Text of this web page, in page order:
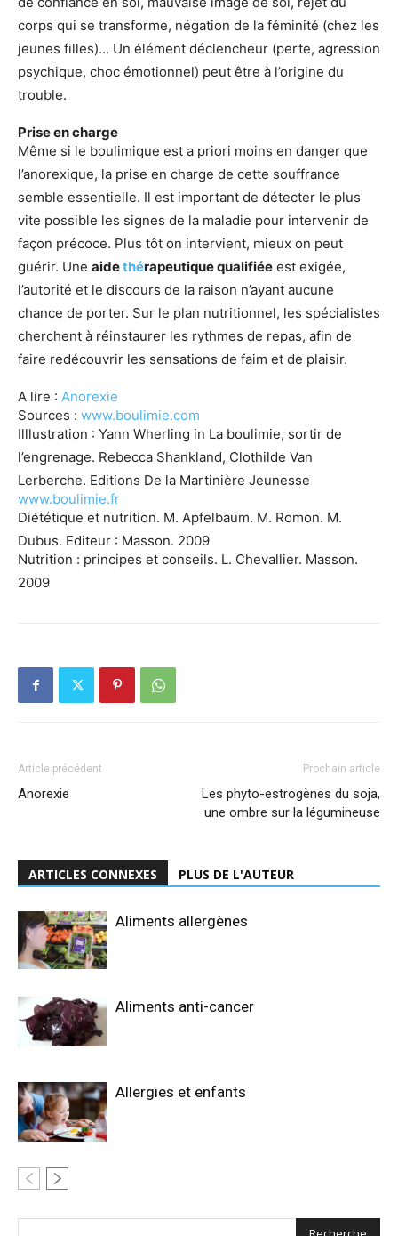
corps qui se transforme, négation de la féminité (chez les
jeunes filles)… Un élément déclencheur (perte, agression
psychique, choc émotionnel) peut être à l’origine du
trouble.
Prise en charge
Même si le boulimique est a priori moins en danger que
l’anorexique, la prise en charge de cette souffrance
semble essentielle. Il est important de détecter le plus
vite possible les signes de la maladie pour intervenir de
façon précoce. Plus tôt on intervient, mieux on peut
guérir. Une aidethérapeutique qualifiée est exigée,
l’autorité et le discours de la raison n’ayant aucune
chance de porter. Sur le plan nutritionnel, les spécialistes
cherchent à réinstaurer les rythmes de repas, afin de
faire redécouvrir les sensations de faim et de plaisir.
A lire : Anorexie
Sources : www.boulimie.com
Illlustration : Yann Wherling in La boulimie, sortir de
l’engrenage. Rebecca Shankland, Clothilde Van
Lerberche. Editions De la Martinière Jeunesse
www.boulimie.fr
Diététique et nutrition. M. Apfelbaum. M. Romon. M.
Dubus. Editeur : Masson. 2009
Nutrition : principes et conseils. L. Chevallier. Masson.
2009
Article précédent
Anorexie
Prochain article
Les phyto-estrogènes du soja,
une ombre sur la légumineuse
ARTICLES CONNEXES PLUS DE L'AUTEUR
Aliments allergènes
Aliments anti-cancer
Allergies et enfants